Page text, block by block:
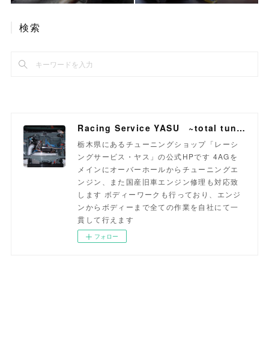
検索
Racing Service YASU ~total tuning proshop~
栃木県にあるチューニングショップ「レーシ
ングサービス・ヤス」の公式HPです 4AGを
メインにオーバーホールからチューニングエ
ンジン、また国産旧車エンジン修理も対応致
します ボディーワークも行っており、エンジ
ンからボディーまで全ての作業を自社にて一
貫して行えます
フォロー